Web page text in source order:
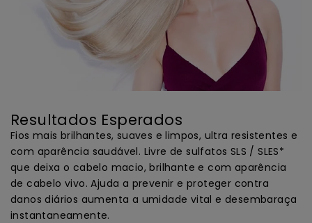
Resultados Esperados
Fios mais brilhantes, suaves e limpos, ultra resistentes e
com aparência saudável. Livre de sulfatos SLS / SLES*
que deixa o cabelo macio, brilhante e com aparência
de cabelo vivo. Ajuda a prevenir e proteger contra
danos diários aumenta a umidade vital e desembaraça
instantaneamente.